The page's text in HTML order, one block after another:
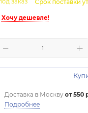
Срок поставки
Хочу дешевле!
Доставка в Москву от 550
Подробнее